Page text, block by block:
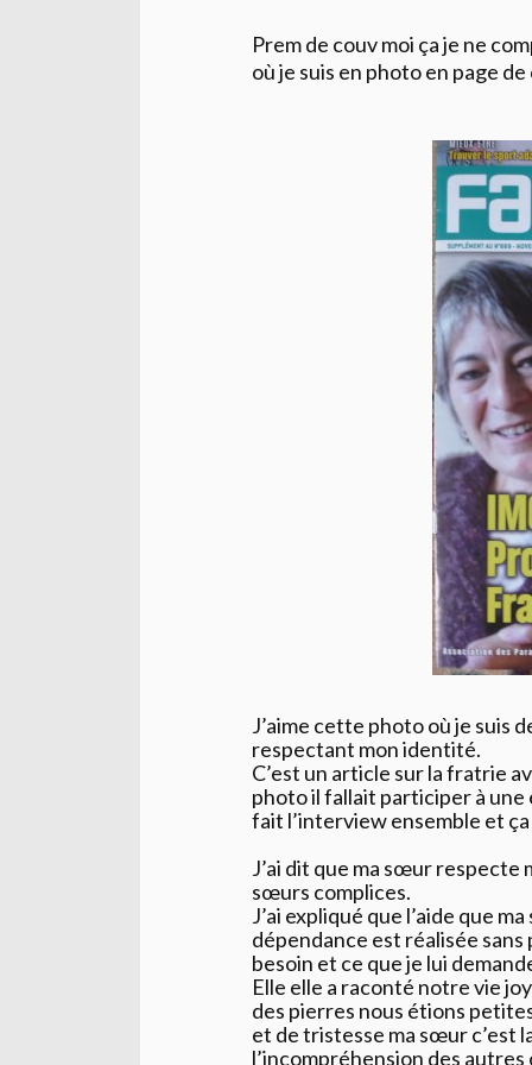
Prem de couv moi ça je ne
où je suis en photo en page
J’aime cette photo où je suis
respectant mon identité.
C’est un article sur la fratrie
photo il fallait participer à
fait l’interview ensemble et
J’ai dit que ma sœur respecte
sœurs complices.
J’ai expliqué que l’aide que
dépendance est réalisée
besoin et ce que je lui
Elle elle a raconté notre vie
des pierres nous étions
et de tristesse ma sœur c’est
l’incompréhension des